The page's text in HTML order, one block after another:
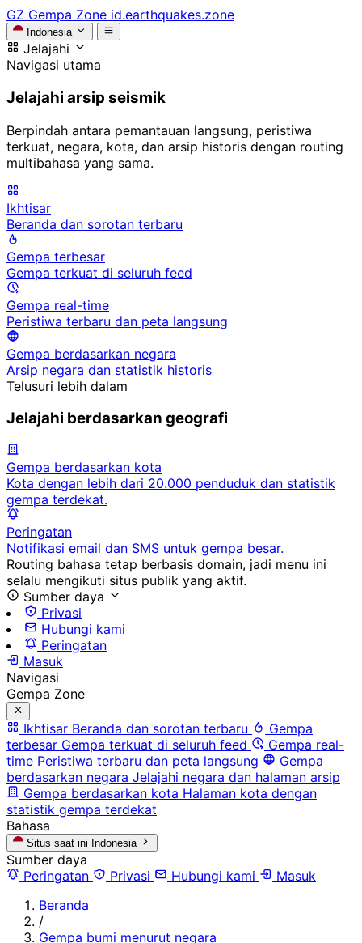
GZ Gempa Zone id.earthquakes.zone
Indonesia
Jelajahi
Navigasi utama
Jelajahi arsip seismik
Berpindah antara pemantauan langsung, peristiwa
terkuat, negara, kota, dan arsip historis dengan routing
multibahasa yang sama.
Ikhtisar
Beranda dan sorotan terbaru
Gempa terbesar
Gempa terkuat di seluruh feed
Gempa real-time
Peristiwa terbaru dan peta langsung
Gempa berdasarkan negara
Arsip negara dan statistik historis
Telusuri lebih dalam
Jelajahi berdasarkan geografi
Gempa berdasarkan kota
Kota dengan lebih dari 20.000 penduduk dan statistik
gempa terdekat.
Peringatan
Notifikasi email dan SMS untuk gempa besar.
Routing bahasa tetap berbasis domain, jadi menu ini
selalu mengikuti situs publik yang aktif.
Sumber daya
Privasi
Hubungi kami
Peringatan
Masuk
Navigasi
Gempa Zone
Ikhtisar Beranda dan sorotan terbaru
Gempa
terbesar Gempa terkuat di seluruh feed
Gempa real-
time Peristiwa terbaru dan peta langsung
Gempa
berdasarkan negara Jelajahi negara dan halaman arsip
Gempa berdasarkan kota Halaman kota dengan
statistik gempa terdekat
Bahasa
Situs saat ini Indonesia
Sumber daya
Peringatan
Privasi Hubungi kami
Masuk
Beranda
/
Gempa bumi menurut negara